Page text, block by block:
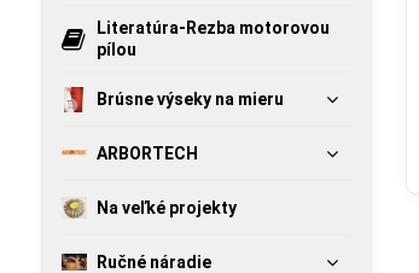
Literatúra-Rezba motorovou
pílou
Brúsne výseky na mieru
ARBORTECH
Na veľké projekty
Ručné náradie